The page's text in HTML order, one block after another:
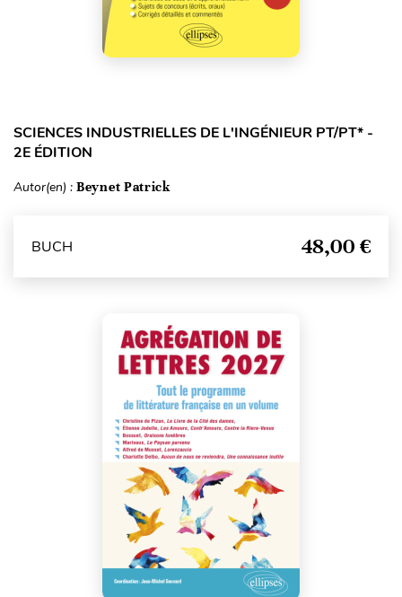
SCIENCES INDUSTRIELLES DE L'INGÉNIEUR PT/PT* -
2E ÉDITION
Autor(en) : Beynet Patrick
BUCH 48,00 €